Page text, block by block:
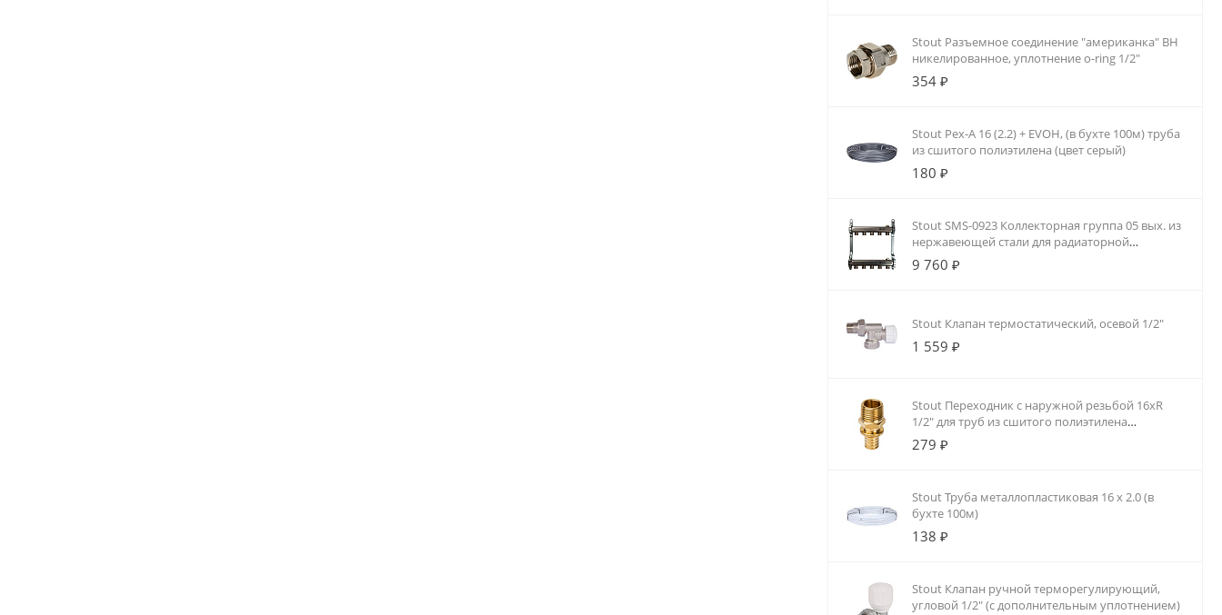
Stout Разъемное соединение "американка" ВН
никелированное, уплотнение o-ring 1/2"
354 ₽
Stout Pex-A 16 (2.2) + EVOH, (в бухте 100м) труба
из сшитого полиэтилена (цвет серый)
180 ₽
Stout SMS-0923 Коллекторная группа 05 вых. из
нержавеющей стали для радиаторной
разводки
9 760 ₽
Stout Клапан термостатический, осевой 1/2"
1 559 ₽
Stout Переходник с наружной резьбой 16xR
1/2" для труб из сшитого полиэтилена
аксиальный
279 ₽
Stout Труба металлопластиковая 16 х 2.0 (в
бухте 100м)
138 ₽
Stout Клапан ручной терморегулирующий,
угловой 1/2" (с дополнительным уплотнением)